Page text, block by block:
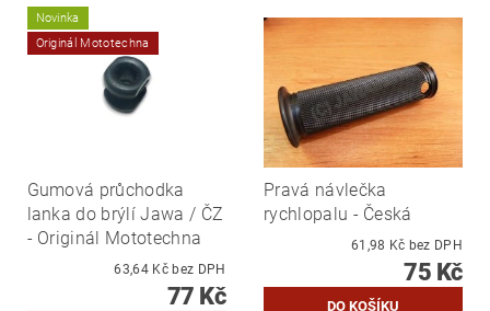
Novinka
Originál Mototechna
Gumová průchodka
lanka do brýlí Jawa / ČZ
- Originál Mototechna
63,64 Kč bez DPH
77 Kč
Pravá návlečka
rychlopalu - Česká
61,98 Kč bez DPH
75 Kč